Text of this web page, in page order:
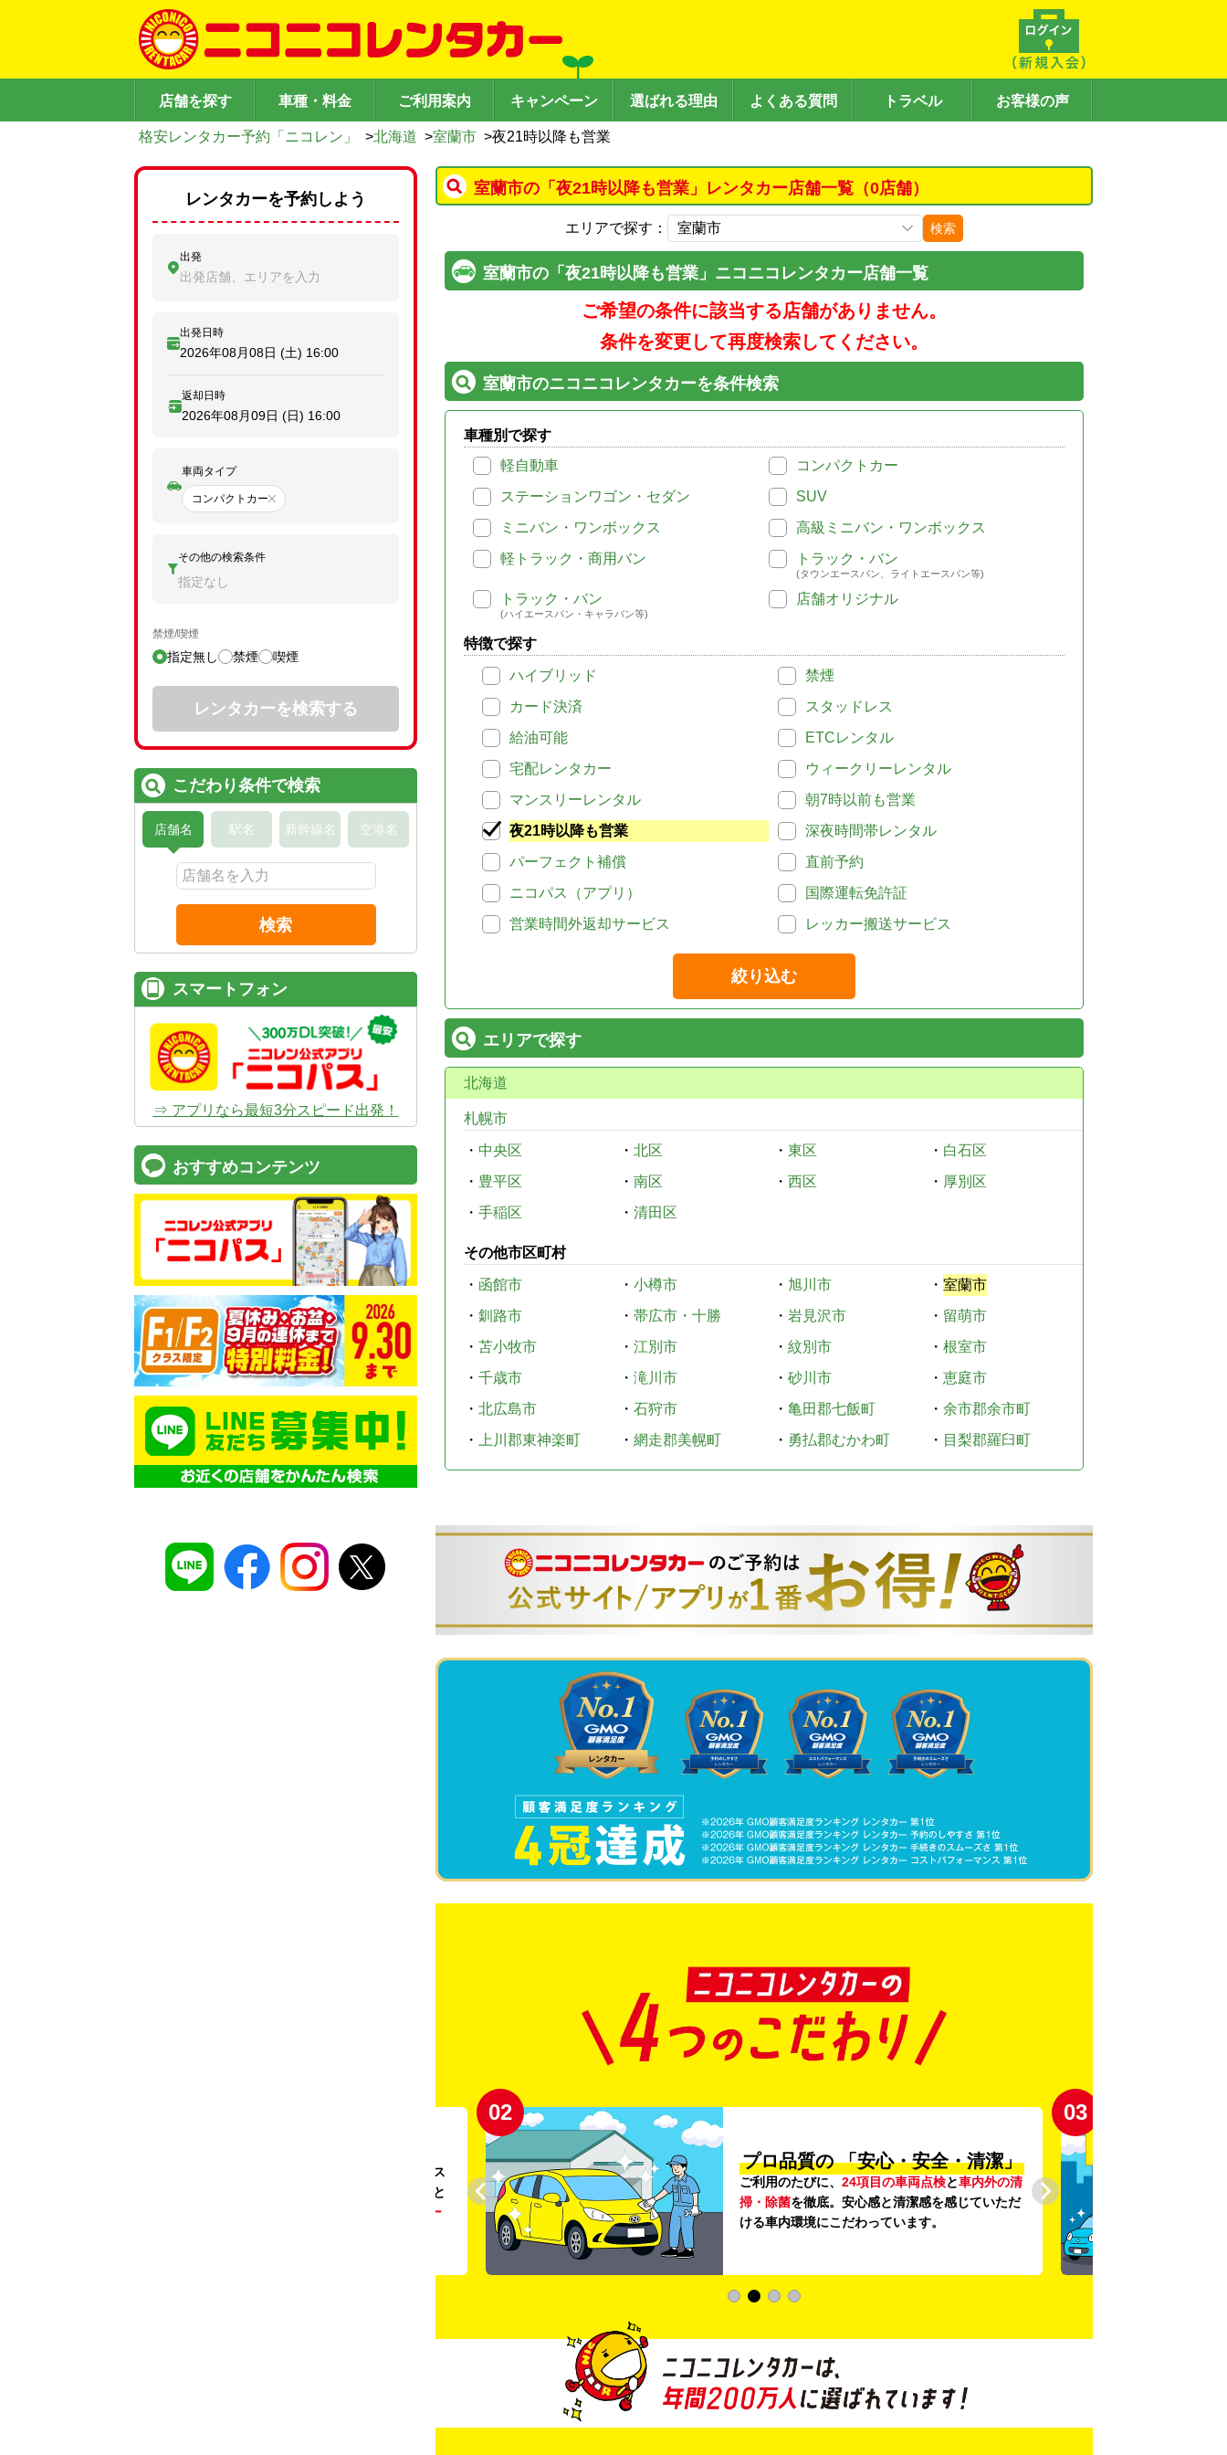
店舗を探す 車種・料金 ご利用案内 キャンペーン 選ばれる理由 よくある質問 トラベル お客様の声
格安レンタカー予約「ニコレン」 >北海道 >室蘭市 >夜21時以降も営業
室蘭市の「夜21時以降も営業」レンタカー店舗一覧（0店舗）
エリアで探す： 検索
室蘭市の「夜21時以降も営業」ニコニコレンタカー店舗一覧
ご希望の条件に該当する店舗がありません。
条件を変更して再度検索してください。
室蘭市のニコニコレンタカーを条件検索
車種別で探す
軽自動車
コンパクトカー
ステーションワゴン・セダン
SUV
ミニバン・ワンボックス
高級ミニバン・ワンボックス
軽トラック・商用バン
トラック・バン
(タウンエースバン、ライトエースバン等)
トラック・バン
(ハイエースバン・キャラバン等)
店舗オリジナル
特徴で探す
ハイブリッド
禁煙
カード決済
スタッドレス
給油可能
ETCレンタル
宅配レンタカー
ウィークリーレンタル
マンスリーレンタル
朝7時以前も営業
夜21時以降も営業
深夜時間帯レンタル
パーフェクト補償
直前予約
ニコパス（アプリ）
国際運転免許証
営業時間外返却サービス
レッカー搬送サービス
絞り込む
エリアで探す
北海道
札幌市
・ 中央区 ・ 北区 ・ 東区 ・ 白石区
・ 豊平区 ・ 南区 ・ 西区 ・ 厚別区
・ 手稲区 ・ 清田区
その他市区町村
・ 函館市 ・ 小樽市 ・ 旭川市 ・ 室蘭市
・ 釧路市 ・ 帯広市・十勝 ・ 岩見沢市 ・ 留萌市
・ 苫小牧市 ・ 江別市 ・ 紋別市 ・ 根室市
・ 千歳市 ・ 滝川市 ・ 砂川市 ・ 恵庭市
・ 北広島市 ・ 石狩市 ・ 亀田郡七飯町 ・ 余市郡余市町
・
上川郡東神楽町 ・ 網走郡美幌町 ・ 勇払郡むかわ町 ・ 目梨郡羅臼町
。ガソリンス
タンドや整備工場の既存インフラを活用すること
リー
02
プロ品質の 「安心・安全・清潔」
ご利用のたびに、 24項目の車両点検と車内外の清
掃・除菌を徹底。安心感と清潔感を感じていただ
ける車内環境にこだわっています。
03
レンタカーを予約しよう
出発
出発店舗、エリアを入力
出発日時
2026年08月08日 (土) 16:00
返却日時
2026年08月09日 (日) 16:00
車両タイプ
コンパクトカー
その他の検索条件
指定なし
禁煙/喫煙
指定無し 禁煙 喫煙
レンタカーを検索する
こだわり条件で検索
店舗名 駅名 新幹線名 空港名
検索
スマートフォン
⇒ アプリなら最短3分スピード出発！
おすすめコンテンツ